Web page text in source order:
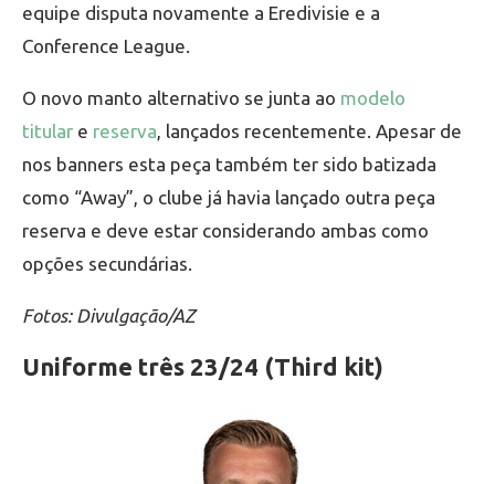
equipe disputa novamente a Eredivisie e a
Conference League.
O novo manto alternativo se junta ao modelo
titular e reserva, lançados recentemente. Apesar de
nos banners esta peça também ter sido batizada
como “Away”, o clube já havia lançado outra peça
reserva e deve estar considerando ambas como
opções secundárias.
Fotos: Divulgação/AZ
Uniforme três 23/24 (Third kit)